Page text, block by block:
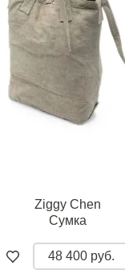
Ziggy Chen
Сумка
48 400 руб.